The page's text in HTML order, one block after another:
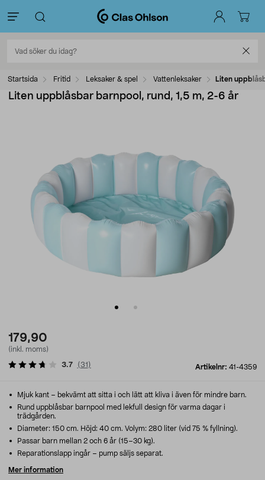
Startsida Fritid Leksaker & spel Vattenleksaker Liten
Liten uppblåsbar barnpool, rund, 1,5 m, 2-6 år
179,90
(inkl. moms)
Artikelnr: 41-4359
3.7 (31 )
Mjuk kant – bekvämt att sitta i och lätt att kliva i även för mindre barn.
Rund uppblåsbar barnpool med lekfull design för varma dagar i
trädgården.
Diameter: 150 cm. Höjd: 40 cm. Volym: 280 liter (vid 75 % fyllning).
Passar barn mellan 2 och 6 år (15–30 kg).
Reparationslapp ingår – pump säljs separat.
Mer information